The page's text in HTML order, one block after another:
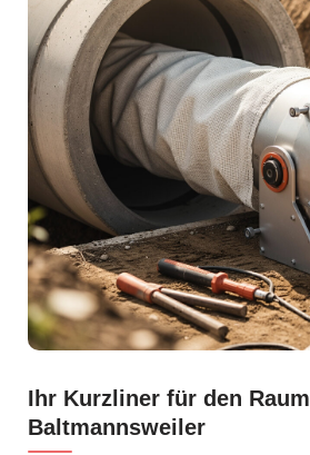
Ihr Kurzliner für den Raum
Baltmannsweiler